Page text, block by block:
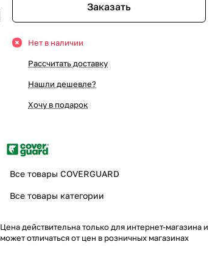
Заказать
Нет в наличии
Рассчитать доставку
Нашли дешевле?
Хочу в подарок
Все товары COVERGUARD
Все товары категории
Цена действительна только для интернет-магазина и
может отличаться от цен в розничных магазинах